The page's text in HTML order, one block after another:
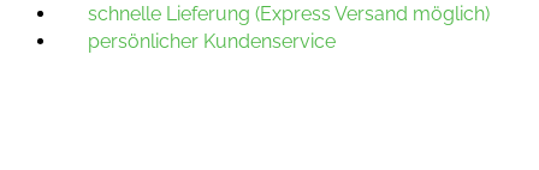
schnelle Lieferung (Express Versand möglich)
persönlicher Kundenservice